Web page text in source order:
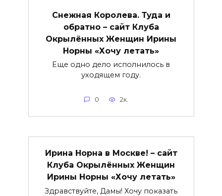
Снежная Королева. Туда и
обратно – сайт Клуба
Окрылённых Женщин Ирины
Норны «Хочу летать»
Еще одно дело исполнилось в
уходящем году.
0 2к.
Ирина Норна в Москве! – сайт
Клуба Окрылённых Женщин
Ирины Норны «Хочу летать»
Здравствуйте, Дамы! Хочу показать